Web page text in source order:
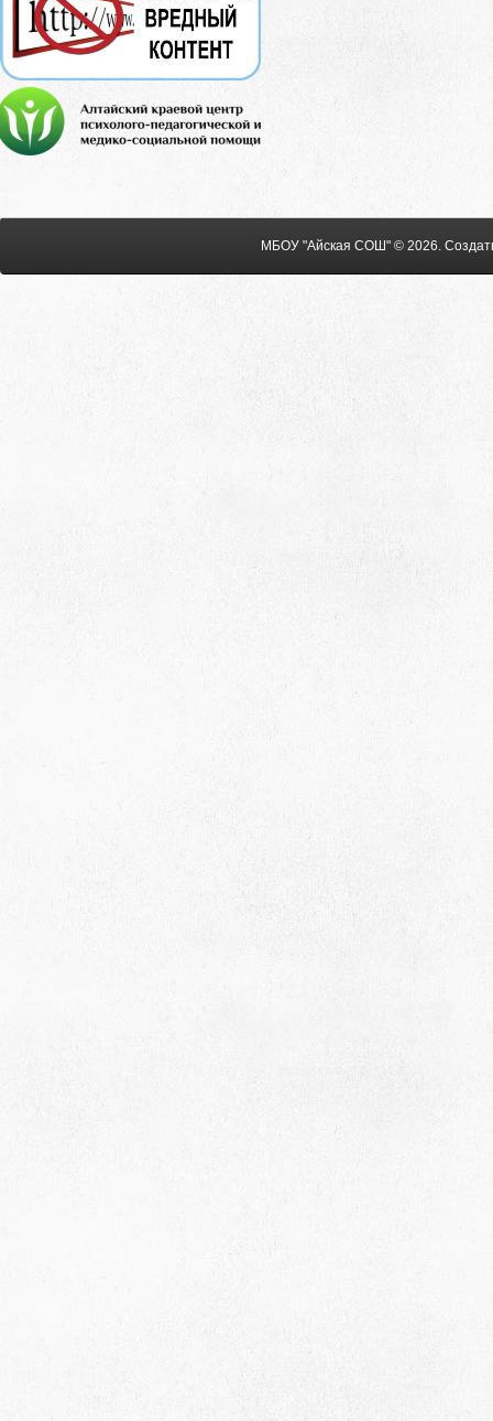
МБОУ "Айская СОШ" © 2026.